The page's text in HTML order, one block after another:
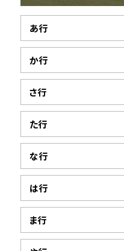
あ行
か行
さ行
た行
な行
は行
ま行